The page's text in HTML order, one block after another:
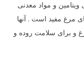
ویتامین و مواد معدنی
مرغ مفید است . آنها
و برای سلامت روده و